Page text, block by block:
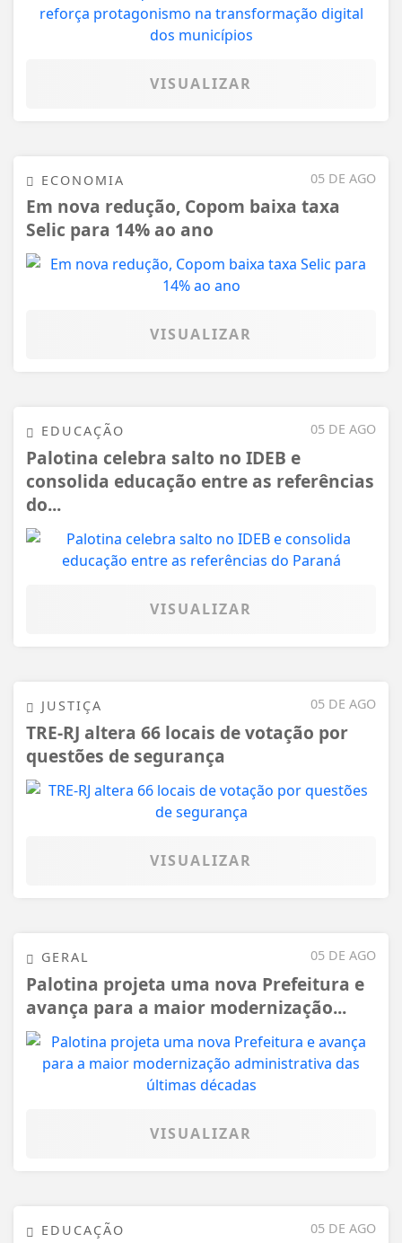
VISUALIZAR
05 DE AGO
ECONOMIA
Em nova redução, Copom baixa taxa
Selic para 14% ao ano
VISUALIZAR
05 DE AGO
EDUCAÇÃO
Palotina celebra salto no IDEB e
consolida educação entre as referências
do...
VISUALIZAR
05 DE AGO
JUSTIÇA
TRE-RJ altera 66 locais de votação por
questões de segurança
VISUALIZAR
05 DE AGO
GERAL
Palotina projeta uma nova Prefeitura e
avança para a maior modernização...
VISUALIZAR
05 DE AGO
EDUCAÇÃO